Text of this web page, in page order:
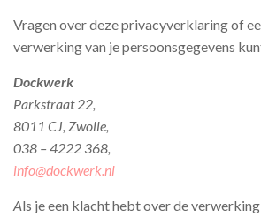
Vragen over deze privacyverklaring of
verwerking van je persoonsgegevens
Dockwerk
Parkstraat 22,
8011 CJ, Zwolle,
038 – 4222 368,
info@dockwerk.nl
Als je een klacht hebt over de